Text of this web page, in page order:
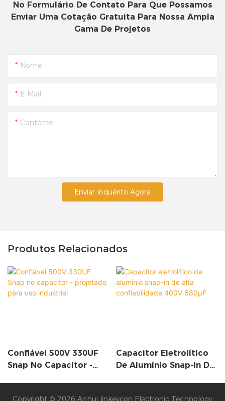
No Formulário De Contato Para Que Possamos
Enviar Uma Cotação Gratuita Para Nossa Ampla
Gama De Projetos
Nome
E-Mail
Contente
Enviar Inquérito Agora
Produtos Relacionados
Confiável 500V 330UF
Snap No Capacitor -
Capacitor Eletrolítico
De Alumínio Snap-In De